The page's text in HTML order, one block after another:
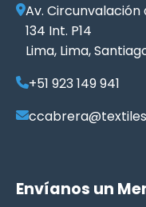
Av. Circunvalación
134 Int. P14
Lima, Lima,
+51 923 149 941
Envíanos un